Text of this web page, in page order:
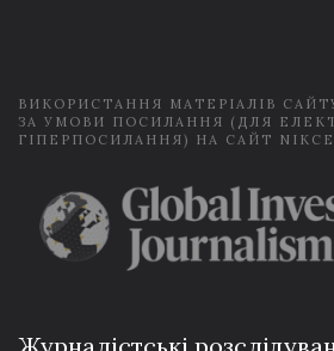
ВИКОРИСТАННЯ МАТЕРІАЛІВ
ЗА УМОВИ ПОСИЛАННЯ (ДЛЯ
ГІПЕРПОСИЛАННЯ) НА САЙТ